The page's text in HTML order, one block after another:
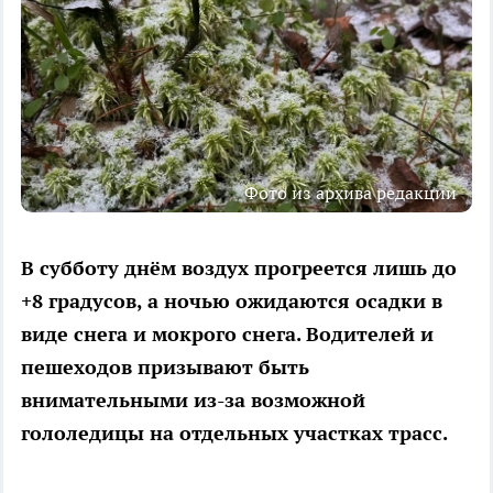
Фото из архива редакции
В субботу днём воздух прогреется лишь до
+8 градусов, а ночью ожидаются осадки в
виде снега и мокрого снега. Водителей и
пешеходов призывают быть
внимательными из-за возможной
гололедицы на отдельных участках трасс.